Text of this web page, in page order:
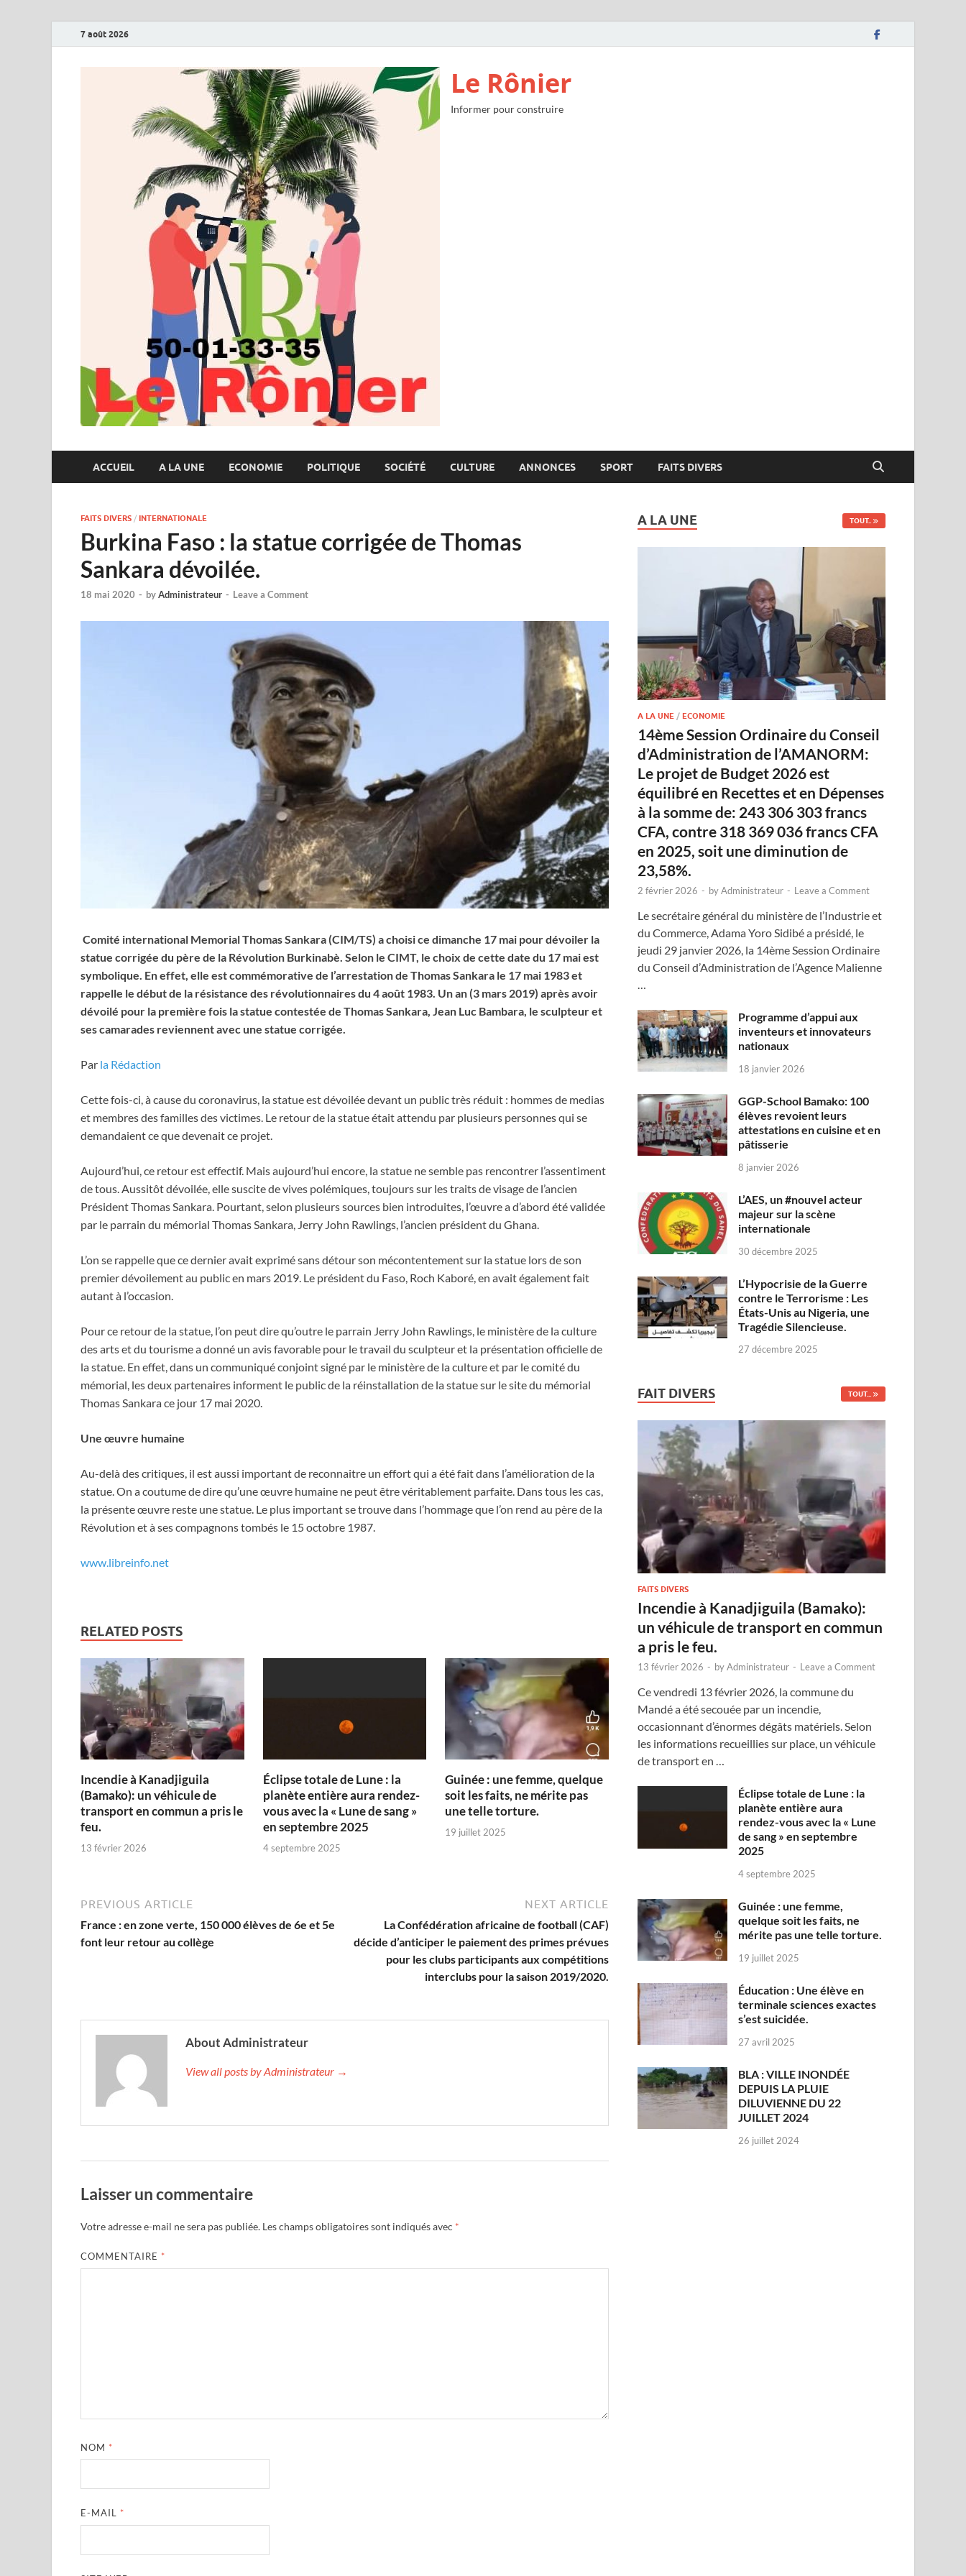
7 août 2026
Le Rônier
Informer pour construire
ACCUEIL A LA UNE ECONOMIE POLITIQUE SOCIÉTÉ CULTURE ANNONCES SPORT FAITS DIVERS
FAITS DIVERS / INTERNATIONALE
Burkina Faso : la statue corrigée de Thomas
Sankara dévoilée.
18 mai 2020 - byAdministrateur - Leave a Comment
Comité international Memorial Thomas Sankara (CIM/TS) a choisi ce dimanche 17 mai pour dévoiler la
statue corrigée du père de la Révolution Burkinabè. Selon le CIMT, le choix de cette date du 17 mai est
symbolique. En effet, elle est commémorative de l’arrestation de Thomas Sankara le 17 mai 1983 et
rappelle le début de la résistance des révolutionnaires du 4 août 1983. Un an (3 mars 2019) après avoir
dévoilé pour la première fois la statue contestée de Thomas Sankara, Jean Luc Bambara, le sculpteur et
ses camarades reviennent avec une statue corrigée.
Par la Rédaction
Cette fois-ci, à cause du coronavirus, la statue est dévoilée devant un public très réduit : hommes de medias
et membres des familles des victimes. Le retour de la statue était attendu par plusieurs personnes qui se
demandaient ce que devenait ce projet.
Aujourd’hui, ce retour est effectif. Mais aujourd’hui encore, la statue ne semble pas rencontrer l’assentiment
de tous. Aussitôt dévoilée, elle suscite de vives polémiques, toujours sur les traits de visage de l’ancien
Président Thomas Sankara. Pourtant, selon plusieurs sources bien introduites, l’œuvre a d’abord été validée
par le parrain du mémorial Thomas Sankara, Jerry John Rawlings, l’ancien président du Ghana.
L’on se rappelle que ce dernier avait exprimé sans détour son mécontentement sur la statue lors de son
premier dévoilement au public en mars 2019. Le président du Faso, Roch Kaboré, en avait également fait
autant à l’occasion.
Pour ce retour de la statue, l’on peut dire qu’outre le parrain Jerry John Rawlings, le ministère de la culture
des arts et du tourisme a donné un avis favorable pour le travail du sculpteur et la présentation officielle de
la statue. En effet, dans un communiqué conjoint signé par le ministère de la culture et par le comité du
mémorial, les deux partenaires informent le public de la réinstallation de la statue sur le site du mémorial
Thomas Sankara ce jour 17 mai 2020.
Une œuvre humaine
Au-delà des critiques, il est aussi important de reconnaitre un effort qui a été fait dans l’amélioration de la
statue. On a coutume de dire qu’une œuvre humaine ne peut être véritablement parfaite. Dans tous les cas,
la présente œuvre reste une statue. Le plus important se trouve dans l’hommage que l’on rend au père de la
Révolution et à ses compagnons tombés le 15 octobre 1987.
www.libreinfo.net
RELATED POSTS
Incendie à Kanadjiguila
(Bamako): un véhicule de
transport en commun a pris le
feu.
13 février 2026
Éclipse totale de Lune : la
planète entière aura rendez-
vous avec la « Lune de sang »
en septembre 2025
4 septembre 2025
Guinée : une femme, quelque
soit les faits, ne mérite pas
une telle torture.
19 juillet 2025
PREVIOUS ARTICLE
France : en zone verte, 150 000 élèves de 6e et 5e
font leur retour au collège
NEXT ARTICLE
La Confédération africaine de football (CAF)
décide d’anticiper le paiement des primes prévues
pour les clubs participants aux compétitions
interclubs pour la saison 2019/2020.
About Administrateur
View all posts by Administrateur →
Laisser un commentaire
Votre adresse e-mail ne sera pas publiée. Les champs obligatoires sont indiqués avec *
COMMENTAIRE *
NOM *
E-MAIL *
A LA UNE TOUT..
A LA UNE /ECONOMIE
14ème Session Ordinaire du Conseil
d’Administration de l’AMANORM:
Le projet de Budget 2026 est
équilibré en Recettes et en Dépenses
à la somme de: 243 306 303 francs
CFA, contre 318 369 036 francs CFA
en 2025, soit une diminution de
23,58%.
2 février 2026 - byAdministrateur - Leave a Comment
Le secrétaire général du ministère de l’Industrie et
du Commerce, Adama Yoro Sidibé a présidé, le
jeudi 29 janvier 2026, la 14ème Session Ordinaire
du Conseil d’Administration de l’Agence Malienne
…
Programme d’appui aux
inventeurs et innovateurs
nationaux
18 janvier 2026
GGP-School Bamako: 100
élèves revoient leurs
attestations en cuisine et en
pâtisserie
8 janvier 2026
L’AES, un #nouvel acteur
majeur sur la scène
internationale
30 décembre 2025
L’Hypocrisie de la Guerre
contre le Terrorisme : Les
États-Unis au Nigeria, une
Tragédie Silencieuse.
27 décembre 2025
FAIT DIVERS TOUT...
FAITS DIVERS
Incendie à Kanadjiguila (Bamako):
un véhicule de transport en commun
a pris le feu.
13 février 2026 - byAdministrateur - Leave a Comment
Ce vendredi 13 février 2026, la commune du
Mandé a été secouée par un incendie,
occasionnant d’énormes dégâts matériels. Selon
les informations recueillies sur place, un véhicule
de transport en …
Éclipse totale de Lune : la
planète entière aura
rendez-vous avec la « Lune
de sang » en septembre
2025
4 septembre 2025
Guinée : une femme,
quelque soit les faits, ne
mérite pas une telle torture.
19 juillet 2025
Éducation : Une élève en
terminale sciences exactes
s’est suicidée.
27 avril 2025
BLA : VILLE INONDÉE
DEPUIS LA PLUIE
DILUVIENNE DU 22
JUILLET 2024
26 juillet 2024